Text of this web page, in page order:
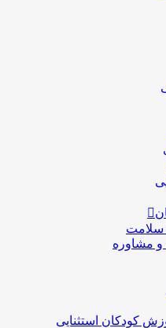
سلامت
و مشاوره
کودکان استثنایی